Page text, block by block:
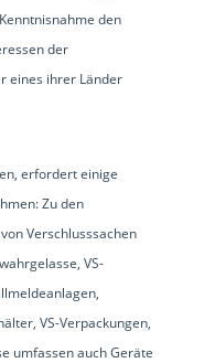
den
der
eines ihrer Länder
erfordert einige
Zu den
Verschlusssachen
VS-
VS-Verpackungen,
umfassen auch Geräte